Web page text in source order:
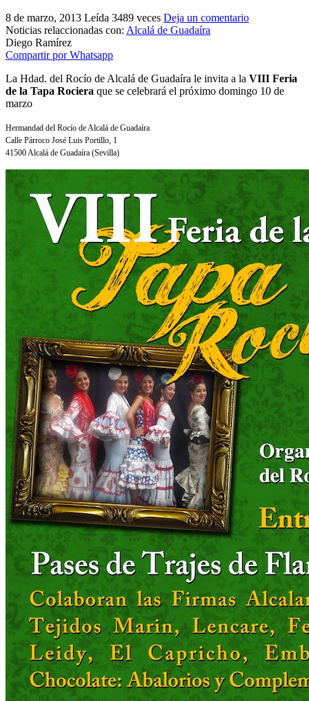
8 de marzo, 2013 Leída 3489 veces Deja un comentario
Noticias relaccionadas con: Alcalá de Guadaíra
Diego Ramírez
Compartir por Whatsapp
La Hdad. del Rocío de Alcalá de Guadaíra le invita a la VIII Feria
de la Tapa Rociera que se celebrará el próximo domingo 10 de
marzo
Hermandad del Rocío de Alcalá de Guadaíra
Calle Párroco José Luis Portillo, 1
41500 Alcalá de Guadaíra (Sevilla)
El traslado cada siete años
¿Cuales son los actos principales que se celebran en el
En el Rocío, ¿dónde me alojo?